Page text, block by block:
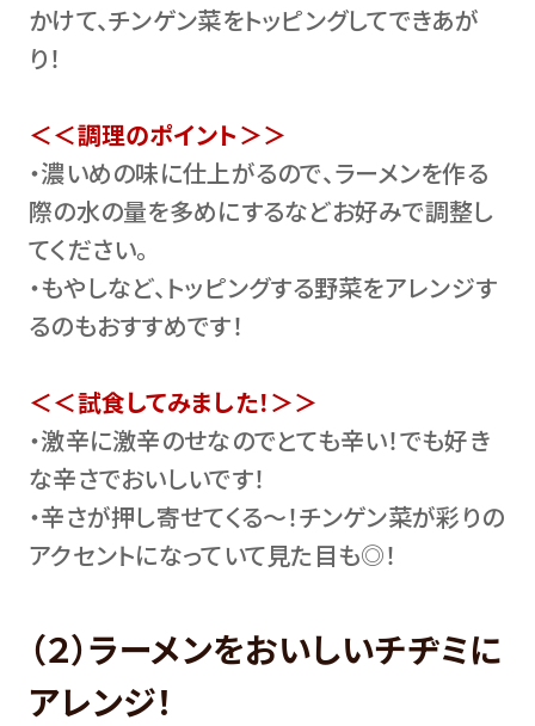
かけて、チンゲン菜をトッピングしてできあが
り！
＜＜調理のポイント＞＞
・濃いめの味に仕上がるので、ラーメンを作る
際の水の量を多めにするなどお好みで調整し
てください。
・もやしなど、トッピングする野菜をアレンジす
るのもおすすめです！
＜＜試食してみました！＞＞
・激辛に激辛のせなのでとても辛い！でも好き
な辛さでおいしいです！
・辛さが押し寄せてくる～！チンゲン菜が彩りの
アクセントになっていて見た目も◎！
（２）ラーメンをおいしいチヂミに
アレンジ！